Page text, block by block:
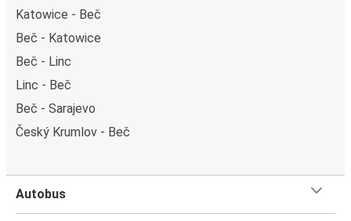
Katowice - Beč
Beč - Katowice
Beč - Linc
Linc - Beč
Beč - Sarajevo
Český Krumlov - Beč
Autobus